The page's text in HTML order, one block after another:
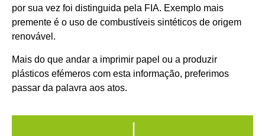
por sua vez foi distinguida pela FIA. Exemplo mais
premente é o uso de combustíveis sintéticos de origem
renovável.
Mais do que andar a imprimir papel ou a produzir
plásticos efémeros com esta informação, preferimos
passar da palavra aos atos.